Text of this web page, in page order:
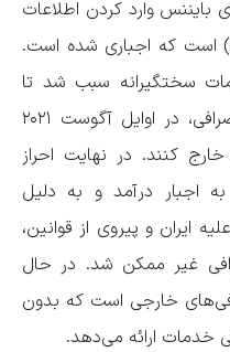
بایننس وارد کردن اطلاعات
اولیه یا همان (basic verification) است که اجباری شده است.
سختگیرانه سبب شد تا
بسیاری از کاربران فعال در این صرافی، در اوایل آگوست ۲۰۲۱
کنند. در نهایت احراز
اجبار درآمد و به دلیل
ایران و پیروی از قوانین،
غیر ممکن شد. در حال
خارجی است که بدون
خدمات ارائه می‌دهد.